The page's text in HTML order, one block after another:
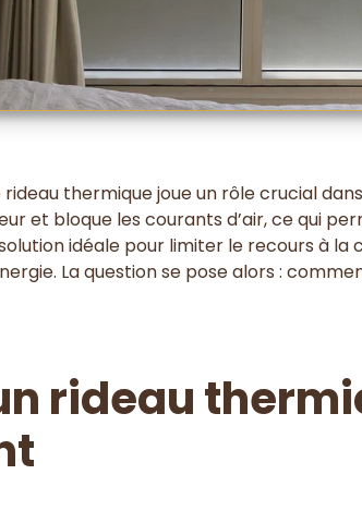
thermique joue un rôle crucial
et bloque les courants d’air, ce qui
idéale pour limiter le recours à
La question se pose alors :
rideau